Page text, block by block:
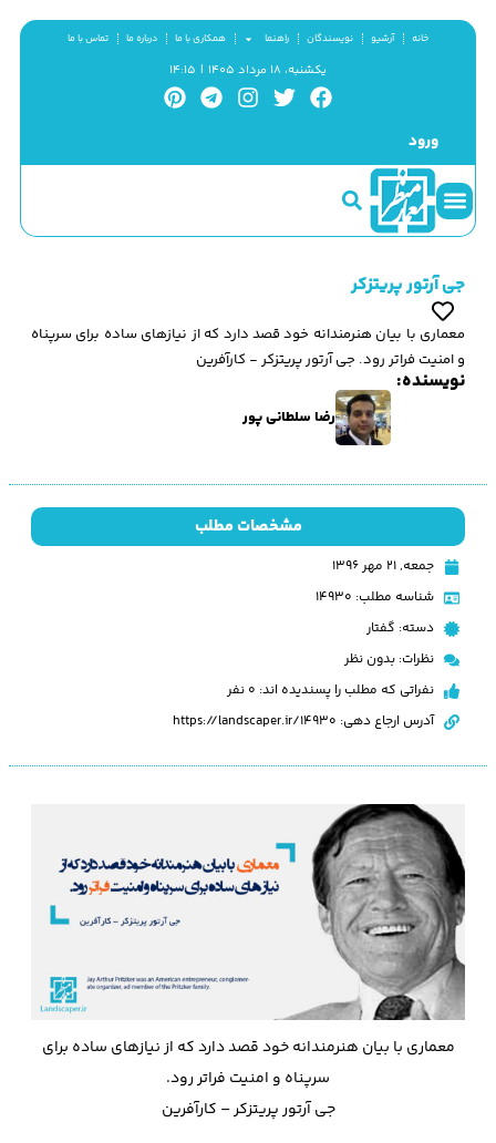
خانه آرشیو نویسندگان راهنما همکاری با ما درباره ما تماس با ما
یکشنبه، ۱۸ مرداد ۱۴۰۵ | ۱۴:۱۵
ورود
جی آرتور پریتزکر
معماری با بيان هنرمندانه خود قصد دارد كه از نيازهای ساده برای سرپناه
و امنيت فراتر رود. جی آرتور پریتزکر - کارآفرین
نویسنده:
رضا سلطانی پور
مشخصات مطلب
جمعه, ۲۱ مهر ۱۳۹۶
شناسه مطلب: 14930
دسته: گفتار
نظرات: بدون نظر
نفراتی که مطلب را پسندیده اند: 0 نفر
آدرس ارجاع دهی: https://landscaper.ir/14930
معماری با بيان هنرمندانه خود قصد دارد كه از نيازهای ساده برای
سرپناه و امنيت فراتر رود.
جی آرتور پریتزکر – کارآفرین